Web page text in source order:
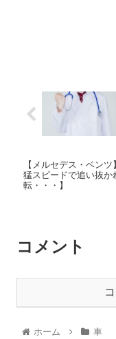
【メルセデス・ベン
猛スピードで追い抜か
転・・・】
コメント
ホーム 車